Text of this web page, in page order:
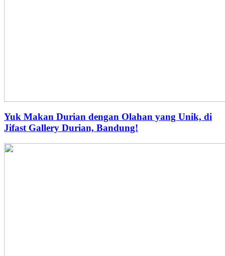
Yuk Makan Durian dengan Olahan yang Unik, di
Jifast Gallery Durian, Bandung!